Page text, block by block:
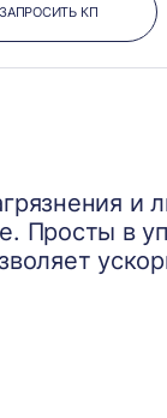
ЗАПРОСИТЬ КП
и
Просты в